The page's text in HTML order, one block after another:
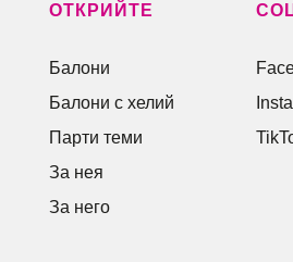
ОТКРИЙТЕ
Балони
Балони c хелий
Парти теми
За нея
За него